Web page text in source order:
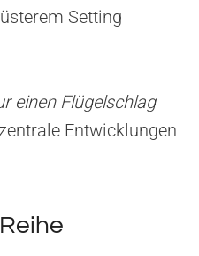
Setting
einen Flügelschlag
Entwicklungen